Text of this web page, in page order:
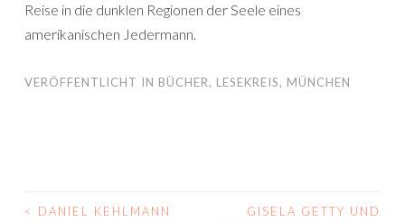
Reise in die dunklen Regionen der Seele eines
amerikanischen Jedermann.
VERÖFFENTLICHT IN BÜCHER, LESEKREIS, MÜNCHEN
<
DANIEL KEHLMANN
GISELA GETTY UND